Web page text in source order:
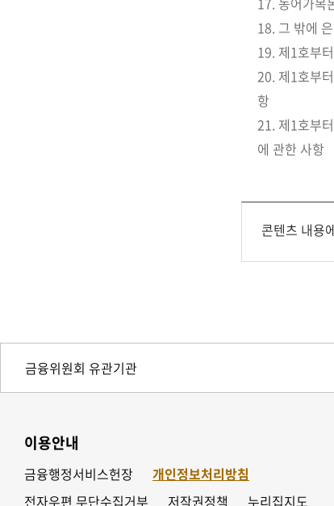
18. 그 밖에
19. 제1호부
20. 제1호부
항
21. 제1호부
에 관한 사항
콘텐츠 내용
이용안내
금융행정서비스헌장
개인정보처리방침
전자우편 무단수집거부
저작권정책 누리집지도